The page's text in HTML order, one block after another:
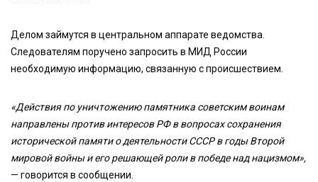
Делом займутся в центральном аппарате ведомства.
Следователям поручено запросить в МИД России
необходимую информацию, связанную с происшествием.
«Действия по уничтожению памятника советским воинам
направлены против интересов РФ в вопросах сохранения
исторической памяти о деятельности СССР в годы Второй
мировой войны и его решающей роли в победе над нацизмом»,
— говорится в сообщении.